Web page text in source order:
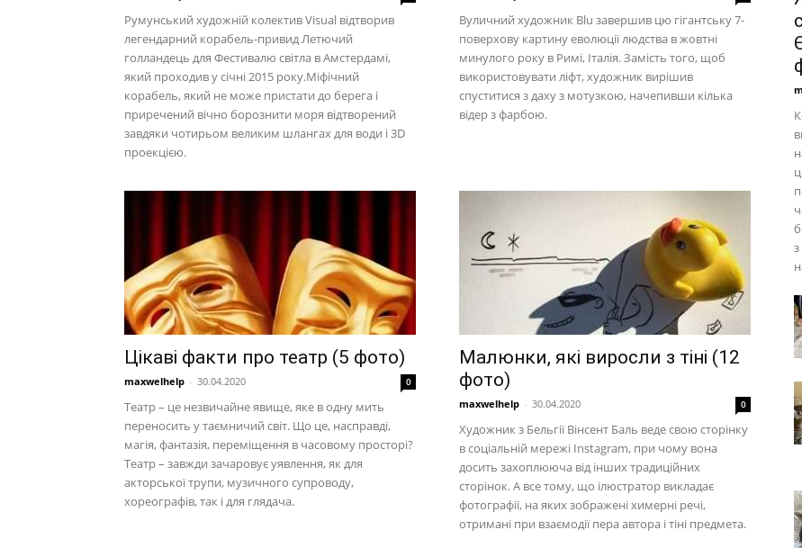
Румунський художній колектив Visual відтворив
легендарний корабель-привид Летючий
голландець для Фестивалю світла в Амстердамі,
який проходив у січні 2015 року.Міфічний
корабель, який не може пристати до берега і
приречений вічно борознити моря відтворений
завдяки чотирьом великим шлангах для води і 3D
проекцією.
Вуличний художник Blu завершив цю гігантську 7-
поверхову картину еволюції людства в жовтні
минулого року в Римі, Італія. Замість того, щоб
використовувати ліфт, художник вирішив
спуститися з даху з мотузкою, начепивши кілька
відер з фарбою.
Цікаві факти про театр (5 фото)
maxwelhelp - 30.04.2020 0
Театр – це незвичайне явище, яке в одну мить
переносить у таємничий світ. Що це, насправді,
магія, фантазія, переміщення в часовому просторі?
Театр – завжди зачаровує уявлення, як для
акторської трупи, музичного супроводу,
хореографів, так і для глядача.
Малюнки, які виросли з тіні (12
фото)
maxwelhelp - 30.04.2020 0
Художник з Бельгії Вінсент Баль веде свою сторінку
в соціальній мережі Instagram, при чому вона
досить захоплююча від інших традиційних
сторінок. А все тому, що ілюстратор викладає
фотографії, на яких зображені химерні речі,
отримані при взаємодії пера автора і тіні предмета.